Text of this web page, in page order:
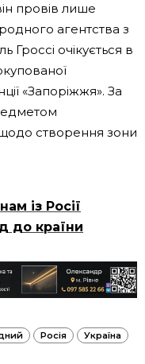
провів лише
агентства з
Гроссі очікується в
«Запоріжжя». За
щодо створення зони
із Росії
до країни
Росія Україна